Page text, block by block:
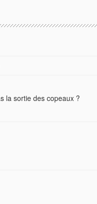
la sortie des copeaux ?